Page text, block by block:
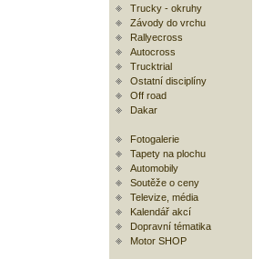
Trucky - okruhy
Závody do vrchu
Rallyecross
Autocross
Trucktrial
Ostatní disciplíny
Off road
Dakar
Fotogalerie
Tapety na plochu
Automobily
Soutěže o ceny
Televize, média
Kalendář akcí
Dopravní tématika
Motor SHOP